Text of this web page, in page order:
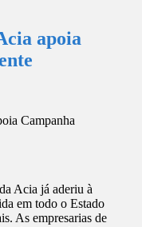
apoia
Acia já aderiu à
em todo o Estado
As empresarias de